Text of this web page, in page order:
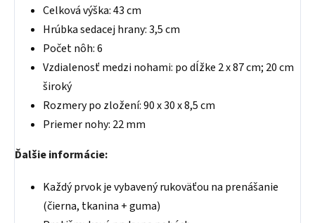
Celková výška: 43 cm
Hrúbka sedacej hrany: 3,5 cm
Počet nôh: 6
Vzdialenosť medzi nohami: po dĺžke 2 x 87 cm; 20 cm
široký
Rozmery po zložení: 90 x 30 x 8,5 cm
Priemer nohy: 22 mm
Ďalšie informácie:
Každý prvok je vybavený rukoväťou na prenášanie
(čierna, tkanina + guma)